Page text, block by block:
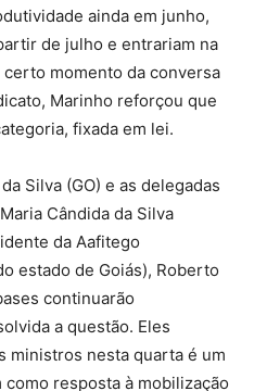
ainda em junho,
de julho e entrariam na
momento da conversa
Marinho reforçou que
fixada em lei.
Silva (GO) e as delegadas
Cândida da Silva
da Aafitego
estado de Goiás), Roberto
continuarão
a questão. Eles
ministros nesta quarta é um
resposta à mobilização